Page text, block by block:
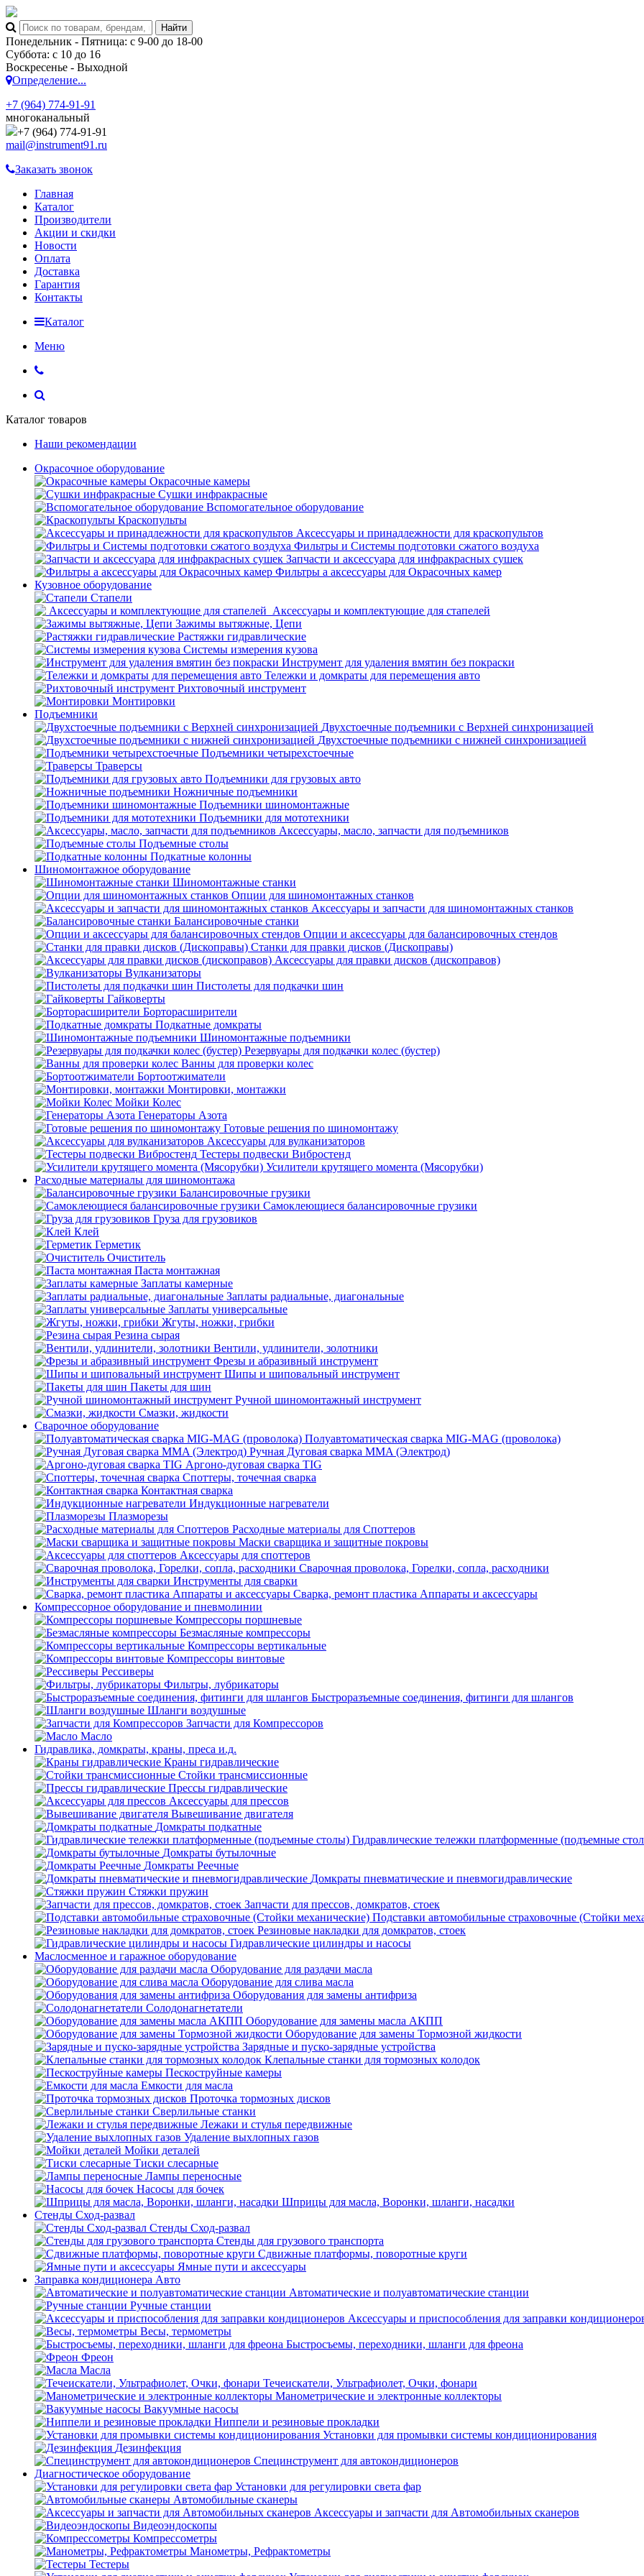
Понедельник - Пятница: с 9-00 до 18-00
Суббота: с 10 до 16
Воскресенье - Выходной
Определение...
+7 (964) 774-91-91
многоканальный
+7 (964) 774-91-91
mail@instrument91.ru
Заказать звонок
Главная
Каталог
Производители
Акции и скидки
Новости
Оплата
Доставка
Гарантия
Контакты
Каталог
Меню
Каталог товаров
Наши рекомендации
Окрасочное оборудование
Окрасочные камеры
Сушки инфракрасные
Вспомогательное оборудование
Краскопульты
Аксессуары и принадлежности для краскопультов
Фильтры и Системы подготовки сжатого воздуха
Запчасти и аксессуара для инфракрасных сушек
Фильтры а аксессуары для Окрасочных камер
Кузовное оборудование
Стапели
Аксессуары и комплектующие для стапелей
Зажимы вытяжные, Цепи
Растяжки гидравлические
Системы измерения кузова
Инструмент для удаления вмятин без покраски
Тележки и домкраты для перемещения авто
Рихтовочный инструмент
Монтировки
Подъемники
Двухстоечные подъемники с Верхней синхронизацией
Двухстоечные подъемники с нижней синхронизацией
Подъемники четырехстоечные
Траверсы
Подъемники для грузовых авто
Ножничные подъемники
Подъемники шиномонтажные
Подъемники для мототехники
Аксессуары, масло, запчасти для подъемников
Подъемные столы
Подкатные колонны
Шиномонтажное оборудование
Шиномонтажные станки
Опции для шиномонтажных станков
Аксессуары и запчасти для шиномонтажных станков
Балансировочные станки
Опции и аксессуары для балансировочных стендов
Станки для правки дисков (Дископравы)
Аксессуары для правки дисков (дископравов)
Вулканизаторы
Пистолеты для подкачки шин
Гайковерты
Борторасширители
Подкатные домкраты
Шиномонтажные подъемники
Резервуары для подкачки колес (бустер)
Ванны для проверки колес
Бортоотжиматели
Монтировки, монтажки
Мойки Колес
Генераторы Азота
Готовые решения по шиномонтажу
Аксессуары для вулканизаторов
Тестеры подвески Вибростенд
Усилители крутящего момента (Мясорубки)
Расходные материалы для шиномонтажа
Балансировочные грузики
Самоклеющиеся балансировочные грузики
Груза для грузовиков
Клей
Герметик
Очиститель
Паста монтажная
Заплаты камерные
Заплаты радиальные, диагональные
Заплаты универсальные
Жгуты, ножки, грибки
Резина сырая
Вентили, удлинители, золотники
Фрезы и абразивный инструмент
Шипы и шиповальный инструмент
Пакеты для шин
Ручной шиномонтажный инструмент
Смазки, жидкости
Сварочное оборудование
Полуавтоматическая сварка MIG-MAG (проволока)
Ручная Дуговая сварка MMA (Электрод)
Аргоно-дуговая сварка TIG
Споттеры, точечная сварка
Контактная сварка
Индукционные нагреватели
Плазморезы
Расходные материалы для Споттеров
Маски сварщика и защитные покровы
Аксессуары для споттеров
Сварочная проволока, Горелки, сопла, расходники
Инструменты для сварки
Сварка, ремонт пластика Аппараты и аксессуары
Компрессорное оборудование и пневмолинии
Компрессоры поршневые
Безмасляные компрессоры
Компрессоры вертикальные
Компрессоры винтовые
Рессиверы
Фильтры, лубрикаторы
Быстроразъемные соединения, фитинги для шлангов
Шланги воздушные
Запчасти для Компрессоров
Масло
Гидравлика, домкраты, краны, преса и.д.
Краны гидравлические
Стойки трансмиссионные
Прессы гидравлические
Аксессуары для прессов
Вывешивание двигателя
Домкраты подкатные
Гидравлические тележки платформенные (подъемные
Домкраты бутылочные
Домкраты Реечные
Домкраты пневматические и пневмогидравлические
Стяжки пружин
Запчасти для прессов, домкратов, стоек
Подставки автомобильные страховочные (Стойки
Резиновые накладки для домкратов, стоек
Гидравлические цилиндры и насосы
Маслосменное и гаражное оборудование
Оборудование для раздачи масла
Оборудование для слива масла
Оборудования для замены антифриза
Солодонагнетатели
Оборудование для замены масла АКПП
Оборудование для замены Тормозной жидкости
Зарядные и пуско-зарядные устройства
Клепальные станки для тормозных колодок
Пескоструйные камеры
Емкости для масла
Проточка тормозных дисков
Сверлильные станки
Лежаки и стулья передвижные
Удаление выхлопных газов
Мойки деталей
Тиски слесарные
Лампы переносные
Насосы для бочек
Шприцы для масла, Воронки, шланги, насадки
Стенды Сход-развал
Стенды Сход-развал
Стенды для грузового транспорта
Сдвижные платформы, поворотные круги
Ямные пути и аксессуары
Заправка кондиционера Авто
Автоматические и полуавтоматические станции
Ручные станции
Аксессуары и приспособления для заправки
Весы, термометры
Быстросъемы, переходники, шланги для фреона
Фреон
Масла
Течеискатели, Ультрафиолет, Очки, фонари
Манометрические и электронные коллекторы
Вакуумные насосы
Ниппели и резиновые прокладки
Установки для промывки системы кондиционирования
Дезинфекция
Специнструмент для автокондиционеров
Диагностическое оборудование
Установки для регулировки света фар
Автомобильные сканеры
Аксессуары и запчасти для Автомобильных сканеров
Видеоэндоскопы
Компрессометры
Манометры, Рефрактометры
Тестеры